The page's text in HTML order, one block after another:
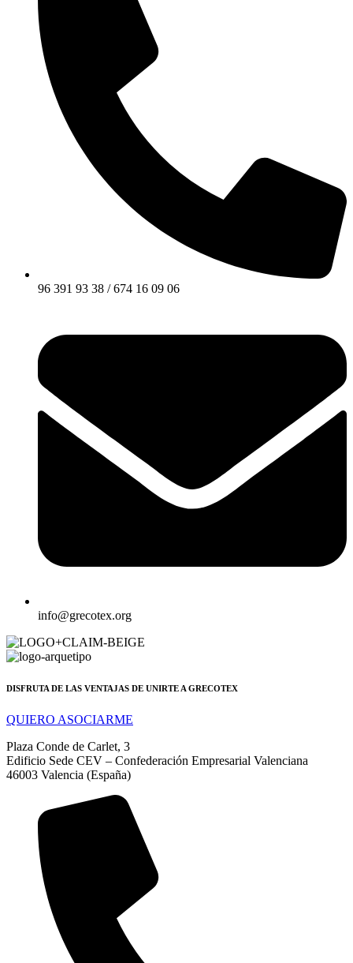
96 391 93 38 / 674 16 09 06
info@grecotex.org
DISFRUTA DE LAS VENTAJAS DE UNIRTE A GRECOTEX
QUIERO ASOCIARME
Plaza Conde de Carlet, 3
Edificio Sede CEV – Confederación Empresarial Valenciana
46003 Valencia (España)